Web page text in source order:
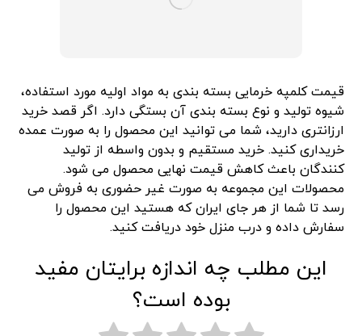
قیمت کلمپه خرمایی بسته بندی به مواد اولیه مورد استفاده،
شیوه تولید و نوع بسته بندی آن بستگی دارد. اگر قصد خرید
ارزانتری دارید، شما می توانید این محصول را به صورت عمده
خریداری کنید. خرید مستقیم و بدون واسطه از تولید
کنندگان باعث کاهش قیمت نهایی محصول می شود.
محصولات این مجموعه به صورت غیر حضوری به فروش می
رسد تا شما از هر جای ایران که هستید این محصول را
سفارش داده و درب منزل خود دریافت کنید.
این مطلب چه اندازه برایتان مفید
بوده است؟